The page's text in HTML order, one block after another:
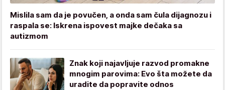
Mislila sam da je povučen, a onda sam čula dijagnozu i
raspala se: Iskrena ispovest majke dečaka sa
autizmom
Znak koji najavljuje razvod promakne
mnogim parovima: Evo šta možete da
uradite da popravite odnos